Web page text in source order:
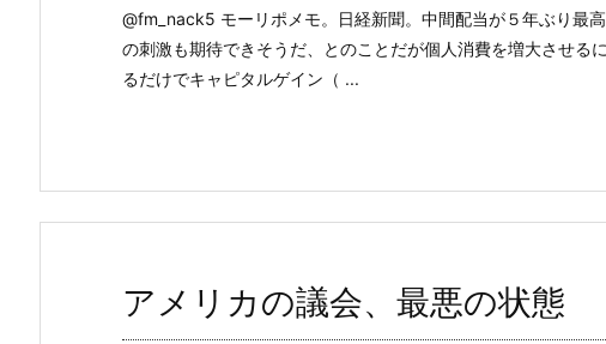
@fm_nack5 モーリポメモ。日経新聞。中間配当が５年ぶり最
の刺激も期待できそうだ、とのことだが個人消費を増大させる
るだけでキャピタルゲイン（ ...
アメリカの議会、最悪の状態